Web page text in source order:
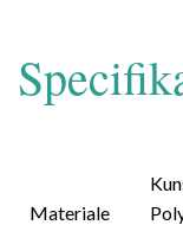
Materiale